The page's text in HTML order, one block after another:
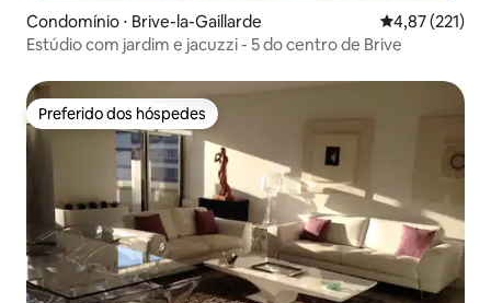
Condomínio ⋅ Brive-la-Gaillarde 4,87 de uma
4,87 (221)
Estúdio com jardim e jacuzzi - 5 do centro de Brive
Preferido dos hóspedes
Preferido dos hóspedes